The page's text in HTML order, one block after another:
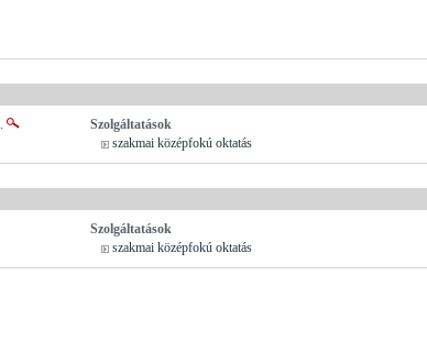
Szolgáltatások
szakmai középfokú oktatás
Szolgáltatások
szakmai középfokú oktatás